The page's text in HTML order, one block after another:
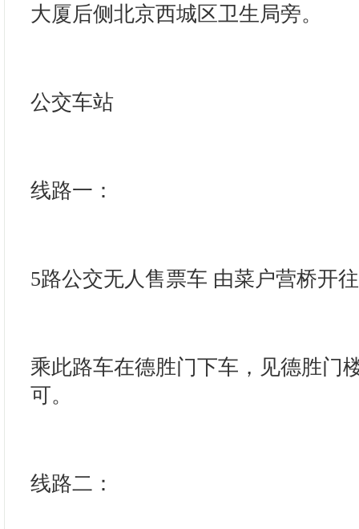
大厦后侧北京西城区卫生局旁。
公交车站
线路一：
5路公交无人售票车 由菜户营桥开
乘此路车在德胜门下车，见德胜门
可。
线路二：